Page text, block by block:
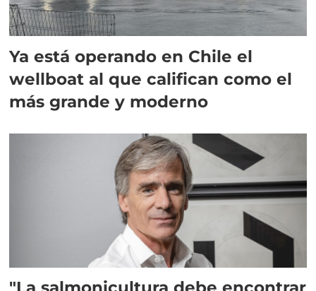
Ya está operando en Chile el
wellboat al que califican como el
más grande y moderno